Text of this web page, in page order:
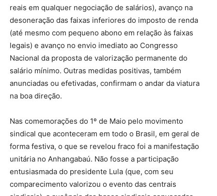
reais em qualquer negociação de salários), avanço na
desoneração das faixas inferiores do imposto de renda
(até mesmo com pequeno abono em relação às faixas
legais) e avanço no envio imediato ao Congresso
Nacional da proposta de valorização permanente do
salário mínimo. Outras medidas positivas, também
anunciadas ou efetivadas, confirmam o andar da viatura
na boa direção.
Nas comemorações do 1º de Maio pelo movimento
sindical que aconteceram em todo o Brasil, em geral de
forma festiva, o que se revelou fraco foi a manifestação
unitária no Anhangabaú. Não fosse a participação
entusiasmada do presidente Lula (que, com seu
comparecimento valorizou o evento das centrais